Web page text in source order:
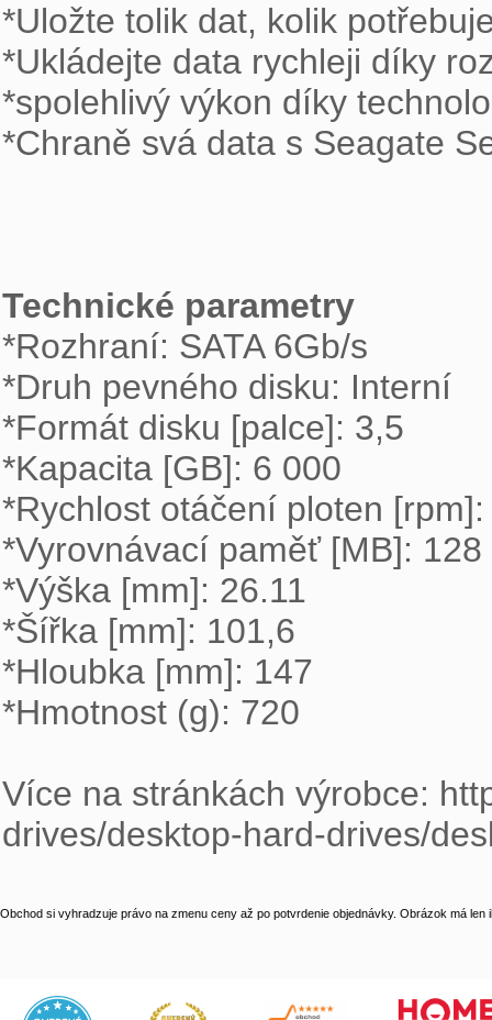
*Uložte tolik dat, kolik
*Ukládejte data rychleji díky
*spolehlivý výkon díky
*Chraně svá data s Seagate
Technické parametry
*Rozhraní: SATA 6Gb/s
*Druh pevného disku: Interní
*Formát disku [palce]: 3,5
*Kapacita [GB]: 6 000
*Rychlost otáčení ploten
*Vyrovnávací paměť [MB]: 128
*Výška [mm]: 26.11
*Šířka [mm]: 101,6
*Hloubka [mm]: 147
*Hmotnost (g): 720
Více na stránkách výrobce:
drives/desktop-hard-drives/
Obchod si vyhradzuje právo na zmenu ceny až po potvrdenie objednávky. Obrázok má len